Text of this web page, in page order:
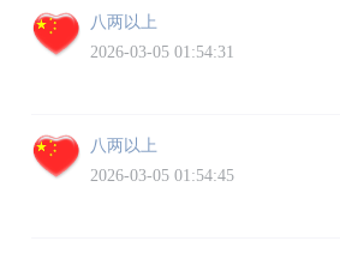
八两以上
2026-03-05 01:54:31
八两以上
2026-03-05 01:54:45